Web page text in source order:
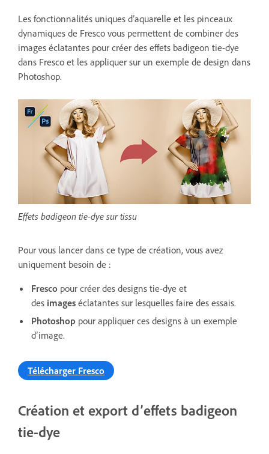
Les fonctionnalités uniques d’aquarelle et les pinceaux
dynamiques de Fresco vous permettent de combiner des
images éclatantes pour créer des effets badigeon tie-dye
dans Fresco et les appliquer sur un exemple de design dans
Photoshop.
Effets badigeon tie-dye sur tissu
Pour vous lancer dans ce type de création, vous avez
uniquement besoin de :
Fresco pour créer des designs tie-dye et
des images éclatantes sur lesquelles faire des essais.
Photoshop pour appliquer ces designs à un exemple
d’image.
Télécharger Fresco
Création et export d’effets badigeon
tie-dye